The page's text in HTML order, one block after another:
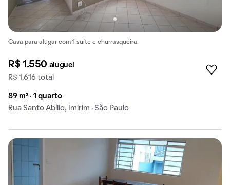
Casa para alugar com 1 suíte e churrasqueira.
R$ 1.550 aluguel
R$ 1.616 total
89 m² · 1 quarto
Rua Santo Abílio, Imirim · São Paulo